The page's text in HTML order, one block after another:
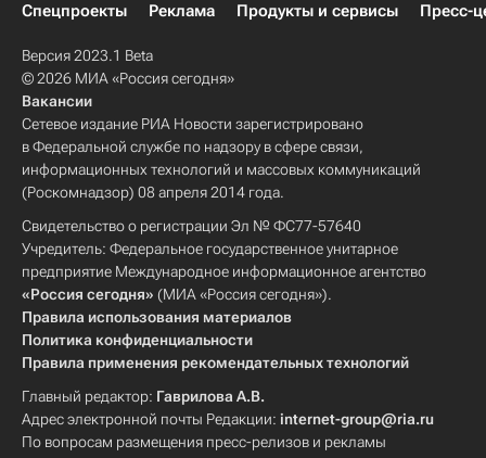
Спецпроекты
Реклама Продукты и сервисы Пресс-
Версия 2023.1 Beta
© 2026 МИА «Россия сегодня»
Вакансии
Сетевое издание РИА Новости зарегистрировано
в Федеральной службе по надзору в сфере связи,
информационных технологий и массовых коммуникаций
(Роскомнадзор) 08 апреля 2014 года.
Свидетельство о регистрации Эл № ФС77-57640
Учредитель: Федеральное государственное унитарное
предприятие Международное информационное агентство
«Россия сегодня» (МИА «Россия сегодня»).
Правила использования материалов
Политика конфиденциальности
Правила применения рекомендательных технологий
Главный редактор: Гаврилова А.В.
Адрес электронной почты Редакции: internet-group@ria.ru
По вопросам размещения пресс-релизов и рекламы